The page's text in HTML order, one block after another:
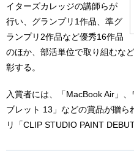
イターズカレッジの講師らが
行い、グランプリ1作品、準グ
ランプリ2作品など優秀16作品
のほか、部活単位で取り組むな
彰する。
⼊賞者には、「MacBook Air」
ブレット 13」などの賞品が贈
リ「CLIP STUDIO PAINT